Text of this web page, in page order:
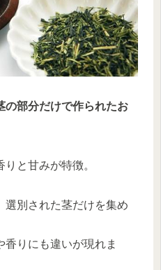
の部分だけで作られたお
と甘みが特徴。
選別された茎だけを集め
りにも違いが現れま